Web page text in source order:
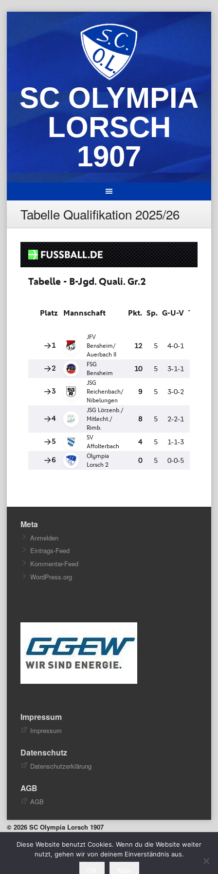
SC OLYMPIA
LORSCH
1907
Tabelle Qualifikation 2025/26
Meta
Anmelden
Eintrags-Feed
Kommentar-Feed
WordPress.org
Impressum
Impressum
Datenschutz
Datenschutzerklärung
AGB
AGB
© 2026 SC Olympia Lorsch 1907
Diese Website benutzt Cookies. Wenn du die Website weiter
nutzt, gehen wir von deinem Einverständnis aus.